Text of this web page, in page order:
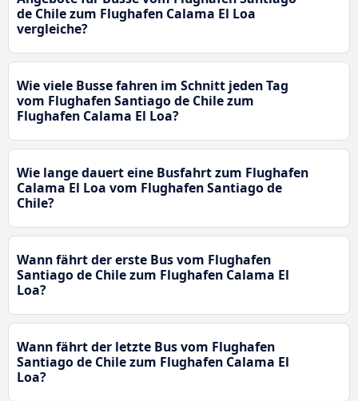
de Chile zum Flughafen Calama El Loa
vergleiche?
Wie viele Busse fahren im Schnitt jeden Tag
vom Flughafen Santiago de Chile zum
Flughafen Calama El Loa?
Wie lange dauert eine Busfahrt zum Flughafen
Calama El Loa vom Flughafen Santiago de
Chile?
Wann fährt der erste Bus vom Flughafen
Santiago de Chile zum Flughafen Calama El
Loa?
Wann fährt der letzte Bus vom Flughafen
Santiago de Chile zum Flughafen Calama El
Loa?